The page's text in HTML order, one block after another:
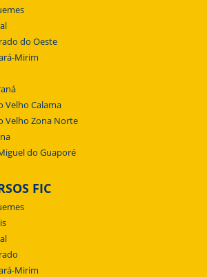
do Oeste
Mirim
Velho Calama
Velho Zona Norte
do Guaporé
FIC
Mirim